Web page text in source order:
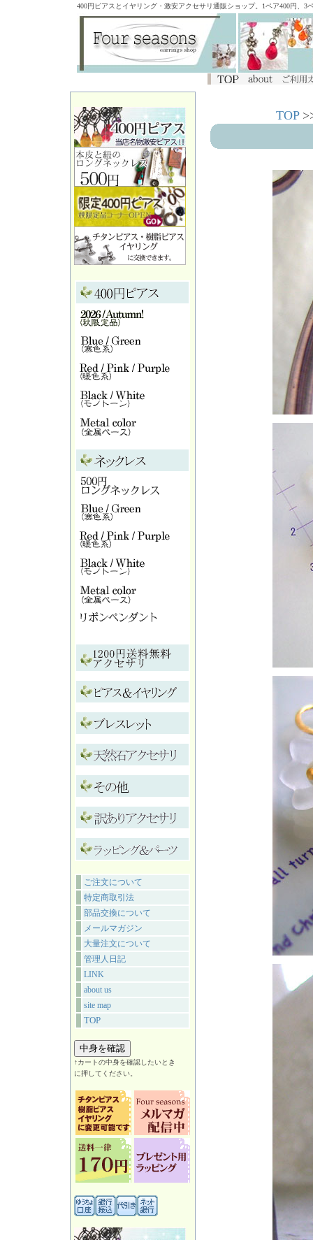
400円ピアスとイヤリング・激安アクセサリ通販ショップ。1ペア400円、
ご注文について
特定商取引法
部品交換について
メールマガジン
大量注文について
管理人日記
LINK
about us
site map
TOP
↑カートの中身を確認したいとき
に押してください。
TOP